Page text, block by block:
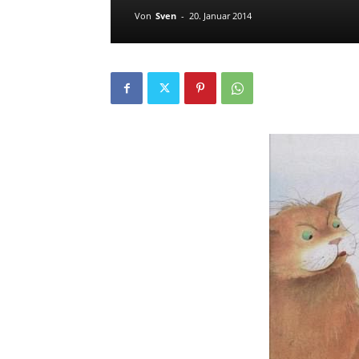
Von Sven - 20. Januar 2014